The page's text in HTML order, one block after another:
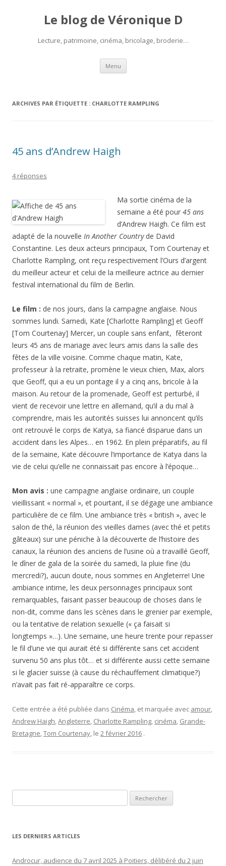
Le blog de Véronique D
Lecture, patrimoine, cinéma, bricolage, broderie…
Menu Aller
contenu
ARCHIVES PAR ÉTIQUETTE : CHARLOTTE RAMPLING
45 ans d’Andrew Haigh
4 réponses
Ma sortie cinéma de la
semaine a été pour 45 ans
d’Andrew Haigh. Ce film est
adapté de la nouvelle In Another Countryde David
Constantine. Les deux acteurs principaux, Tom Courtenay et
Charlotte Rampling, ont reçu respectivement l’Ours d’argent
du meilleur acteur et celui de la meilleure actrice au dernier
festival international du film de Berlin.
Le film : de nos jours, dans la campagne anglaise. Nous
sommes lundi. Samedi, Kate [Charlotte Rampling] et Geoff
[Tom Courtenay] Mercer, un couple sans enfant, fêteront
leurs 45 ans de mariage avec leurs amis dans la salle des
fêtes de la ville voisine. Comme chaque matin, Kate,
professeur à la retraite, promène le vieux chien, Max, alors
que Geoff, qui a eu un pontage il y a cinq ans, bricole à la
maison. Au retour de la promenade, Geoff est perturbé, il
vient de recevoir une lettre en allemand, qu’il a du mal à
comprendre, mais les autorités suisses lui annoncent qu’ils
ont retrouvé le corps de Katya, sa fiancé disparue dans un
accident dans les Alpes… en 1962. En plein préparatifs, au fil
de la semaine, Kate découvre l’importance de Katya dans la
vie de celui qu’elle ne connaissait pas encore à l’époque…
Mon avis : une campagne anglaise ordinaire, un couple
vieillissant « normal », et pourtant, il se dégage une ambiance
particulière de ce film. Une ambiance très « british », avec le
salon de thé, la réunion des vieilles dames (avec thé et petits
gâteaux) sur une péniche à la découverte de l’histoire des
canaux, la réunion des anciens de l’usine où a travaillé Geoff,
le dîner de gala de la soirée du samedi, la pluie fine (du
mercredi?), aucun doute, nous sommes en Angleterre! Une
ambiance intime, les deux personnages principaux sont
remarquables, faisant passer beaucoup de choses dans le
non-dit, comme dans les scènes dans le grenier par exemple,
ou la tentative de relation sexuelle (« ça faisait si
longtemps »…). Une semaine, une heure trente pour repasser
le fil d’une vie qui aurait été si différente sans cet accident
survenu 50 ans plus tôt… et si différente aussi cette semaine
si le glacier suisse (à cause du réchauffement climatique?)
n’avait pas fait ré-apparaître ce corps.
Cette entrée a été publiée dans Cinéma, et marquée avec amour,
Andrew Haigh,Angleterre, Charlotte Rampling, cinéma, Grande-
Bretagne,Tom Courtenay, le 2 février 2016 .
LES DERNIERS ARTICLES
Androcur, audience du 7 avril 2025 à Poitiers, délibéré du 2 juin